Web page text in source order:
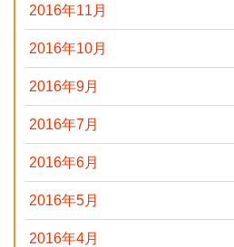
2016年11月
2016年10月
2016年9月
2016年7月
2016年6月
2016年5月
2016年4月